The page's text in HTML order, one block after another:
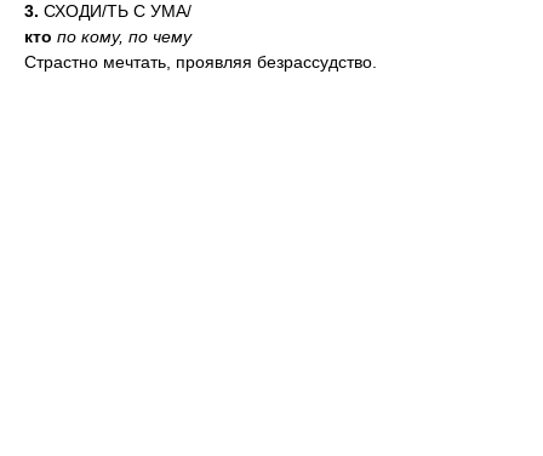
3. СХОДИ/ТЬ С УМА/
кто по кому, по чему
Страстно мечтать, проявляя безрассудство.